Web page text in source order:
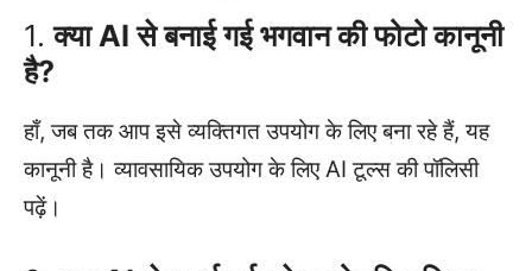
1.क्या AI से बनाई गई भगवान की फोटो कानूनी
है?
हाँ, जब तक आप इसे व्यक्तिगत उपयोग के लिए बना रहे हैं, यह
कानूनी है। व्यावसायिक उपयोग के लिए AI टूल्स की पॉलिसी
पढ़ें।